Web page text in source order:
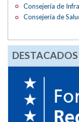
Consejería de
Consejería de
DESTACADOS